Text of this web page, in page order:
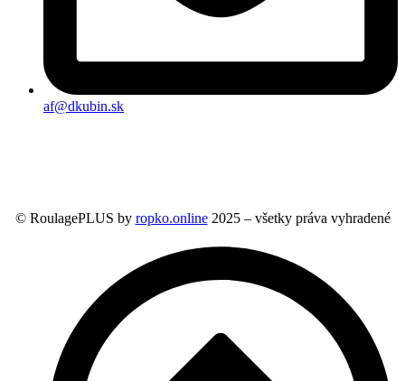
af@dkubin.sk
© RoulagePLUS by ropko.online2025 – všetky práva vyhradené